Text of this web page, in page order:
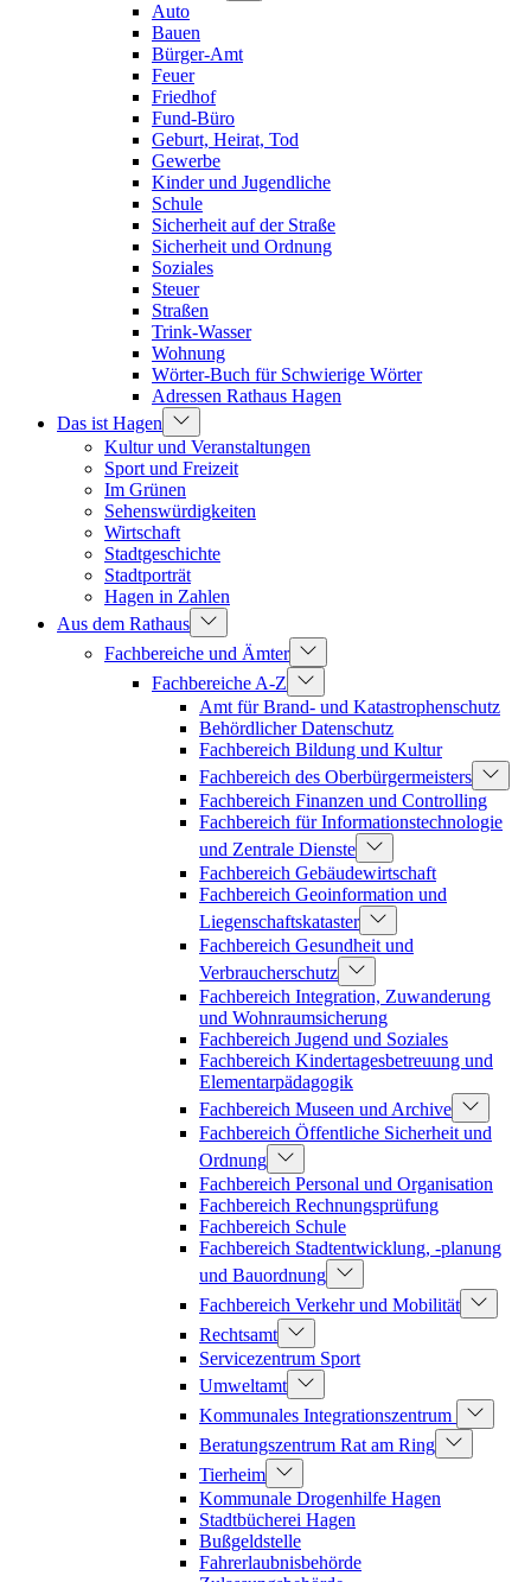
Auto
Bauen
Bürger-Amt
Feuer
Friedhof
Fund-Büro
Geburt, Heirat, Tod
Gewerbe
Kinder und Jugendliche
Schule
Sicherheit auf der Straße
Sicherheit und Ordnung
Soziales
Steuer
Straßen
Trink-Wasser
Wohnung
Wörter-Buch für Schwierige Wörter
Adressen Rathaus Hagen
Das ist Hagen
Kultur und Veranstaltungen
Sport und Freizeit
Im Grünen
Sehenswürdigkeiten
Wirtschaft
Stadtgeschichte
Stadtporträt
Hagen in Zahlen
Aus dem Rathaus
Fachbereiche und Ämter
Fachbereiche A-Z
Amt für Brand- und Katastrophenschutz
Behördlicher Datenschutz
Fachbereich Bildung und Kultur
Fachbereich des Oberbürgermeisters
Fachbereich Finanzen und Controlling
Fachbereich für Informationstechnologie
und Zentrale Dienste
Fachbereich Gebäudewirtschaft
Fachbereich Geoinformation und
Liegenschaftskataster
Fachbereich Gesundheit und
Verbraucherschutz
Fachbereich Integration, Zuwanderung
und Wohnraumsicherung
Fachbereich Jugend und Soziales
Fachbereich Kindertagesbetreuung und
Elementarpädagogik
Fachbereich Museen und Archive
Fachbereich Öffentliche Sicherheit und
Ordnung
Fachbereich Personal und Organisation
Fachbereich Rechnungsprüfung
Fachbereich Schule
Fachbereich Stadtentwicklung, -planung
und Bauordnung
Fachbereich Verkehr und Mobilität
Rechtsamt
Servicezentrum Sport
Umweltamt
Kommunales Integrationszentrum
Beratungszentrum Rat am Ring
Tierheim
Kommunale Drogenhilfe Hagen
Stadtbücherei Hagen
Bußgeldstelle
Fahrerlaubnisbehörde